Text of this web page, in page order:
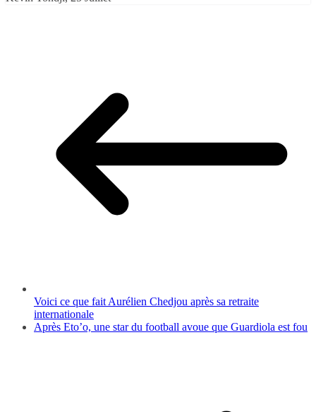
Voici ce que fait Aurélien Chedjou après sa retraite
internationale
Après Eto’o, une star du football avoue que Guardiola est fou